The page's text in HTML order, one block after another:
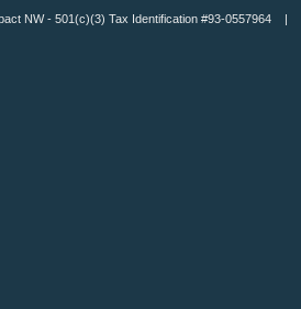
NW - 501(c)(3) Tax Identification #93-0557964 |